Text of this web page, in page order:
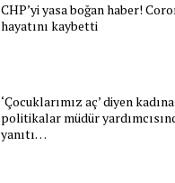
CHP’yi yasa boğan haber!
hayatını kaybetti
‘Çocuklarımız aç’ diyen
politikalar müdür
yanıtı…